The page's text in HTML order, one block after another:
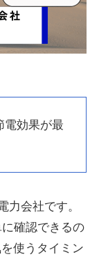
電効果が最
力会社です。
確認できるの
使うタイミン